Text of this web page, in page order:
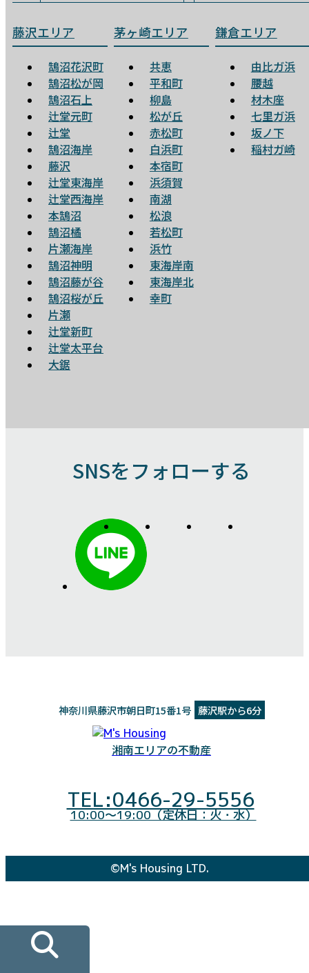
藤沢エリア
鵠沼花沢町
鵠沼松が岡
鵠沼石上
辻堂元町
辻堂
鵠沼海岸
藤沢
辻堂東海岸
辻堂西海岸
本鵠沼
鵠沼橘
片瀬海岸
鵠沼神明
鵠沼藤が谷
鵠沼桜が丘
片瀬
辻堂新町
辻堂太平台
大鋸
茅ヶ崎エリア
共恵
平和町
柳島
松が丘
赤松町
白浜町
本宿町
浜須賀
南湖
松浪
若松町
浜竹
東海岸南
東海岸北
幸町
鎌倉エリア
由比ガ浜
腰越
材木座
七里ガ浜
坂ノ下
稲村ガ崎
SNSをフォローする
湘南エリアの不動産
神奈川県藤沢市朝日町15番1号 藤沢駅から6分
TEL:0466-29-5556
10:00～19:00（定休日：火・水）
©M's Housing LTD.